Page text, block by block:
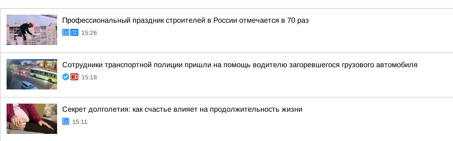
Профессиональный праздник строителей в России отмечается в 70 раз
15:26
Сотрудники транспортной полиции пришли на помощь водителю загоревшегося грузового автомобиля
15:18
Секрет долголетия: как счастье влияет на продолжительность жизни
15:11